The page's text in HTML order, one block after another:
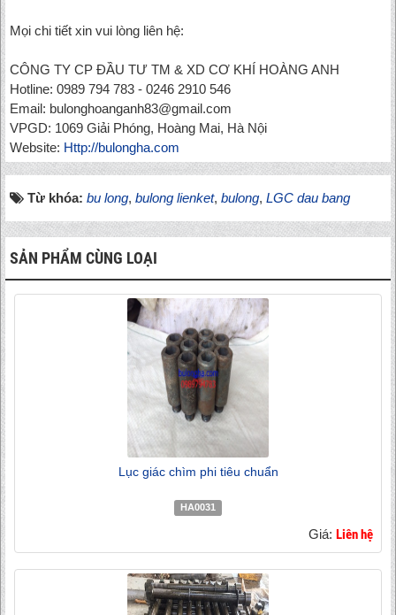
Mọi chi tiết xin vui lòng liên hệ:
CÔNG TY CP ĐẦU TƯ TM & XD CƠ KHÍ HOÀNG ANH
Hotline: 0989 794 783 - 0246 2910 546
Email: bulonghoanganh83@gmail.com
VPGD: 1069 Giải Phóng, Hoàng Mai, Hà Nội
Website: Http://bulongha.com
Từ khóa: bu long, bulong lienket, bulong, LGC dau bang
SẢN PHẨM CÙNG LOẠI
Lục giác chìm phi tiêu chuẩn
HA0031
Giá: Liên hệ